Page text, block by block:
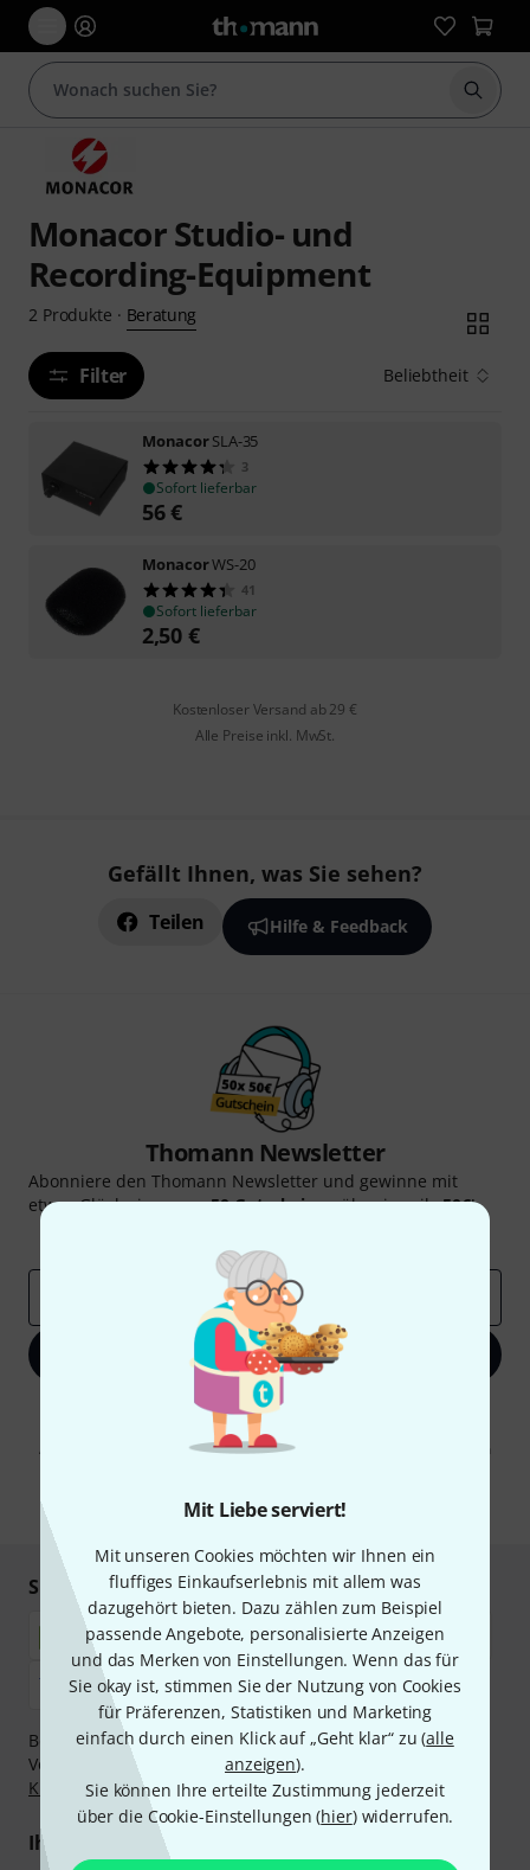
Mit Liebe serviert!
Mit unseren Cookies möchten wir Ihnen ein
fluffiges Einkaufserlebnis mit allem was
dazugehört bieten. Dazu zählen zum Beispiel
passende Angebote, personalisierte Anzeigen
und das Merken von Einstellungen. Wenn das für
Sie okay ist, stimmen Sie der Nutzung von Cookies
für Präferenzen, Statistiken und Marketing
einfach durch einen Klick auf „Geht klar“ zu (alle
anzeigen).
Sie können Ihre erteilte Zustimmung jederzeit
über die Cookie-Einstellungen (hier) widerrufen.
Suche
Monacor Studio- und
Recording-Equipment
2 Produkte · Beratung
Filter Beliebtheit
MonacorSLA-35
3
Sofort lieferbar
56€
MonacorWS-20
41
Sofort lieferbar
2,50 €
Kostenloser Versand ab 29 €
Alle Preise inkl. MwSt.
Gefällt Ihnen, was Sie sehen?
Teilen Hilfe & Feedback
Thomann Newsletter
Abonniere den Thomann Newsletter und gewinne mit
etwas Glück einen von50 Gutscheinenüber jeweils50€!
Jetzt anmelden
Mit Klick auf „Jetzt anmelden“ stimmen Sie dem Erhalt von E-Mail-
Werbung und einer Messung des E-Mail-Nutzungsverhaltens zu. Die
Abmeldung ist jederzeit möglich. Weitere Informationen finden Sie in
* Pflichtfeld
Sicher einkaufen & bezahlen
Bezahlen Sie vertraulich und sicher per Nachnahme,
Vorkasse, PayPal, Amazon Pay,Klarna Sofort bezahlen
Klarna Ratenzahlungoder Kreditkarte.
Ihre Vorteile